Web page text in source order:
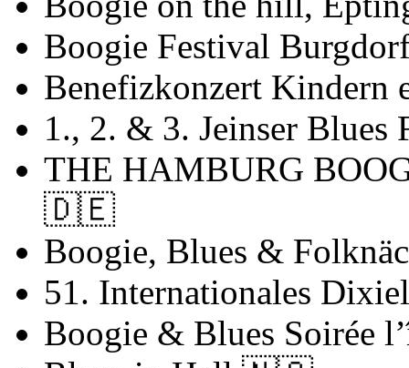
Boogie Festival
Benefizkonzert Kindern
1., 2. & 3. Jeinser Blues
THE HAMBURG
🇩🇪
Boogie, Blues &
51. Internationales
Boogie & Blues Soirée